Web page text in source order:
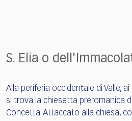
S. Elia o
Alla periferia occidentale di Valle,
si trova la chiesetta preromanica
Concetta. Attaccato alla chiesa,